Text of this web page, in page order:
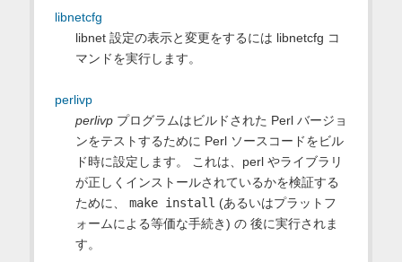
libnetcfg
libnet 設定の表示と変更をするには libnetcfg コ
マンドを実行します。
perlivp
perlivpプログラムはビルドされた Perl バージョ
ンをテストするために Perl ソースコードをビル
ド時に設定します。 これは、perl やライブラリ
が正しくインストールされているかを検証する
ために、 make install (あるいはプラットフ
ォームによる等価な手続き) の 後に実行されま
す。